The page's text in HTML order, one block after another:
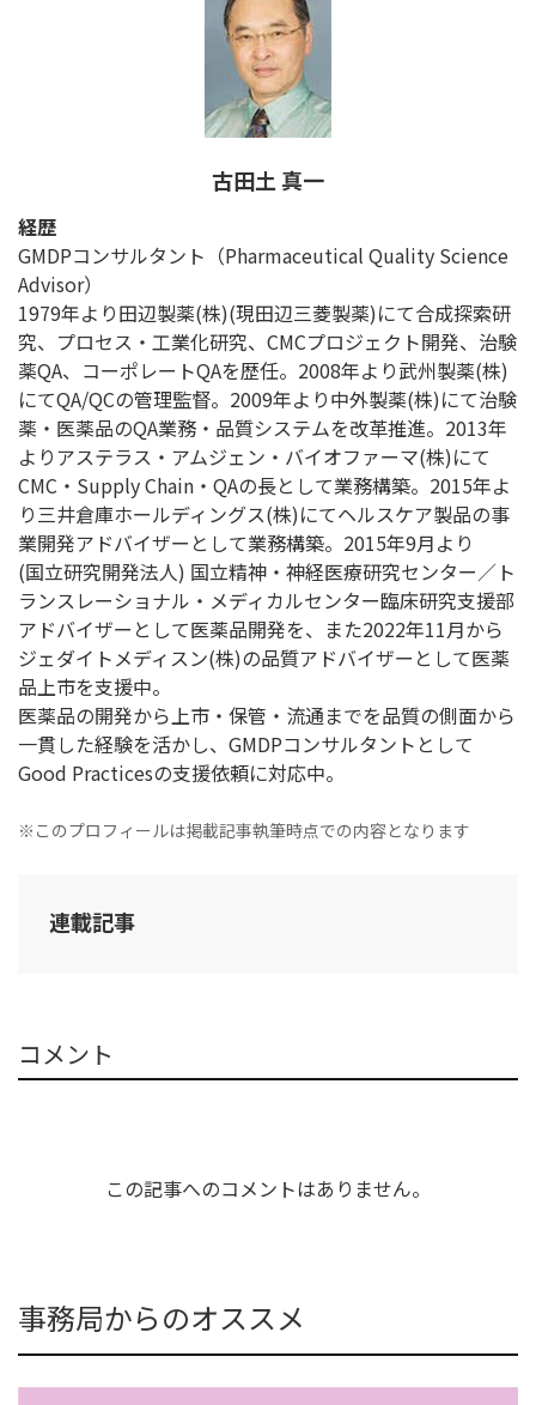
古田土 真一
経歴
GMDPコンサルタント（Pharmaceutical Quality Science
Advisor）
1979年より田辺製薬(株)(現田辺三菱製薬)にて合成探索研
究、プロセス・工業化研究、CMCプロジェクト開発、治験
薬QA、コーポレートQAを歴任。2008年より武州製薬(株)
にてQA/QCの管理監督。2009年より中外製薬(株)にて治験
薬・医薬品のQA業務・品質システムを改革推進。2013年
よりアステラス・アムジェン・バイオファーマ(株)にて
CMC・Supply Chain・QAの長として業務構築。2015年よ
り三井倉庫ホールディングス(株)にてヘルスケア製品の事
業開発アドバイザーとして業務構築。2015年9月より
(国立研究開発法人) 国立精神・神経医療研究センター／ト
ランスレーショナル・メディカルセンター臨床研究支援部
アドバイザーとして医薬品開発を、また2022年11月から
ジェダイトメディスン(株)の品質アドバイザーとして医薬
品上市を支援中。
医薬品の開発から上市・保管・流通までを品質の側面から
一貫した経験を活かし、GMDPコンサルタントとして
Good Practicesの支援依頼に対応中。
※このプロフィールは掲載記事執筆時点での内容となります
連載記事
コメント
この記事へのコメントはありません。
事務局からのオススメ